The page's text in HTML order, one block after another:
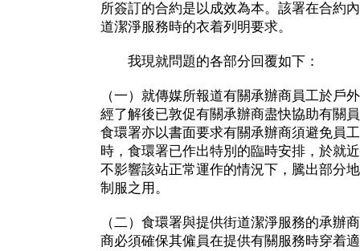
所簽訂的合約是以成效為本。該署在合約
道潔淨服務時的衣着列明要求。
我現就問題的各部分回覆如下：
（一）就傳媒所報道有關承辦商員工於戶
經了解後已敦促有關承辦商盡快協助有關
食環署亦以書面要求有關承辦商須避免員
時，食環署已作出特別的臨時安排，於就
不影響該站正常運作的情況下，騰出部分
制服之用。
（二）食環署與提供街道潔淨服務的承辦
商必須確保其僱員在提供有關服務時穿着